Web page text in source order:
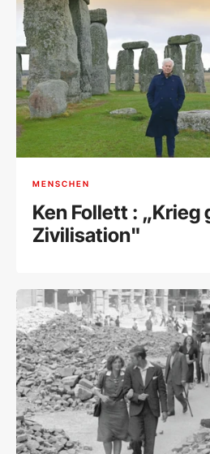
MENSCHEN
Ken Follett : „Krieg
Zivilisation"